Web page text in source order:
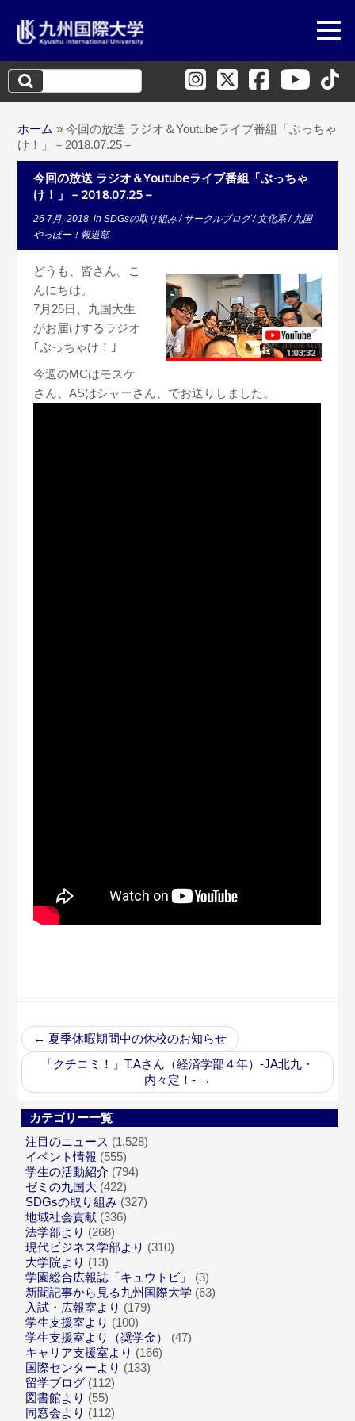
検
索:
ホーム » 今回の放送 ラジオ＆Youtubeライブ番組「ぶっちゃ
け！」－2018.07.25－
今回の放送 ラジオ＆Youtubeライブ番組「ぶっちゃ
け！」－2018.07.25－
26 7月, 2018 inSDGsの取り組み/ サークルブログ/ 文化系/九国
やっほー！報道部
どうも、皆さん。こ
んにちは。
7月25日、九国大生
がお届けするラジオ
｢ぶっちゃけ！｣
今週のMCはモスケ
さん、ASはシャーさん、でお送りしました。
← 夏季休暇期間中の休校のお知らせ
「クチコミ！」T.Aさん（経済学部４年）-JA北九・
内々定！- →
カテゴリー一覧
注目のニュース (1,528)
イベント情報 (555)
学生の活動紹介 (794)
ゼミの九国大 (422)
SDGsの取り組み (327)
地域社会貢献 (336)
法学部より (268)
現代ビジネス学部より (310)
大学院より (13)
学園総合広報誌「キュウトビ」
(3)
新聞記事から見る九州国際大学 (63)
入試・広報室より (179)
学生支援室より (100)
学生支援室より（奨学金）
(47)
キャリア支援室より (166)
国際センターより (133)
留学ブログ (112)
図書館より (55)
同窓会より (112)